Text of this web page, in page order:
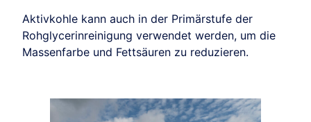
Aktivkohle kann auch in der Primärstufe der
Rohglycerinreinigung verwendet werden, um die
Massenfarbe und Fettsäuren zu reduzieren.